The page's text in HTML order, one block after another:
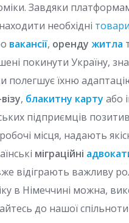
Завдяки
необхідні товари
вакансії, оренду житла
покинути Україну,
полегшує їхню
, блакитну карту або
підприємців
місця, надають
міграційні
відіграють важливу
в Німеччині можна,
до нашої